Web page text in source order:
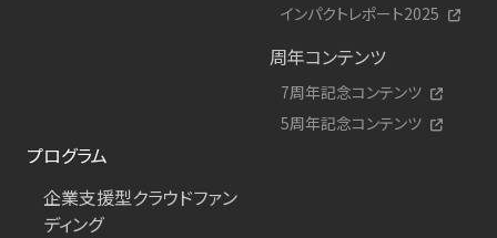
インパクトレポート2025
周年コンテンツ
7周年記念コンテンツ
5周年記念コンテンツ
プログラム
企業支援型クラウドファン
ディング